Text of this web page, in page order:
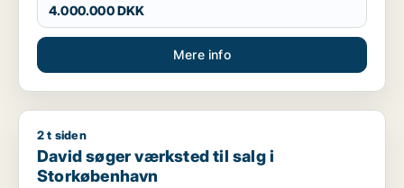
4.000.000 DKK
Mere info
David søger værksted til salg i Storkøbenhavn
2 t siden
David søger værksted til salg i
Storkøbenhavn